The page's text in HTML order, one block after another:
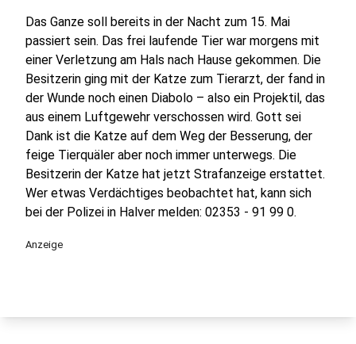
Das Ganze soll bereits in der Nacht zum 15. Mai
passiert sein. Das frei laufende Tier war morgens mit
einer Verletzung am Hals nach Hause gekommen. Die
Besitzerin ging mit der Katze zum Tierarzt, der fand in
der Wunde noch einen Diabolo – also ein Projektil, das
aus einem Luftgewehr verschossen wird. Gott sei
Dank ist die Katze auf dem Weg der Besserung, der
feige Tierquäler aber noch immer unterwegs. Die
Besitzerin der Katze hat jetzt Strafanzeige erstattet.
Wer etwas Verdächtiges beobachtet hat, kann sich
bei der Polizei in Halver melden: 02353 - 91 99 0.
Anzeige